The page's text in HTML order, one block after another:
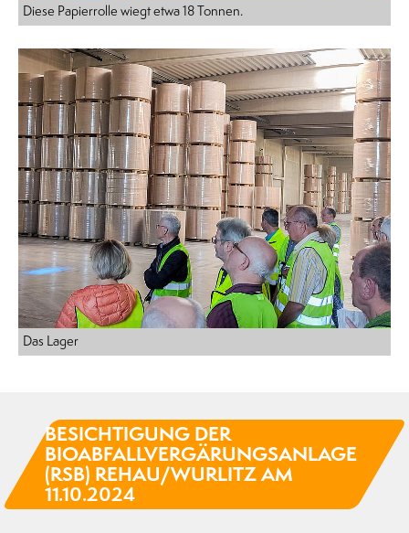
Diese Papierrolle wiegt etwa 18 Tonnen.
Das Lager
BESICHTIGUNG DER
BIOABFALLVERGÄRUNGSANLAGE
(RSB) REHAU/WURLITZ AM
11.10.2024